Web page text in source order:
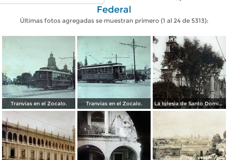
Federal
Últimas fotos agregadas se muestran primero (1 al 24 de 5313):
Tranvias en el Zocalo. Tranvias en el Zocalo. La Iglesia de Santo Domingo.